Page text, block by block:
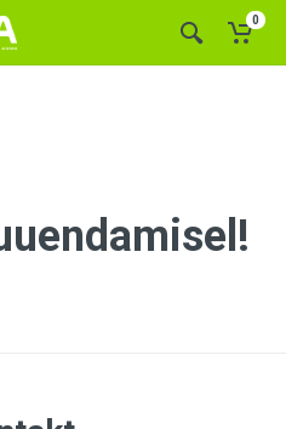
0